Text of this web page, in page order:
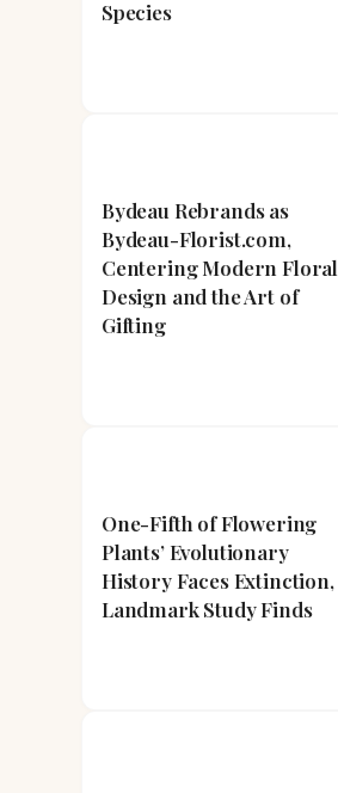
Species
Bydeau Rebrands as
Bydeau-Florist.com,
Centering Modern Floral
Design and the Art of
Gifting
One-Fifth of Flowering
Plants’ Evolutionary
History Faces Extinction,
Landmark Study Finds